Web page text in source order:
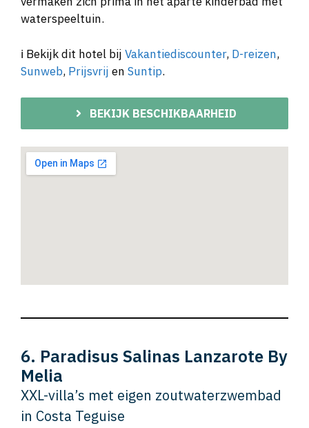
waterspeeltuin.
ℹ️ Bekijk dit hotel bij Vakantiediscounter, D-reizen,
Sunweb, Prijsvrij en Suntip.
BEKIJK BESCHIKBAARHEID
6. Paradisus Salinas Lanzarote By
Melia
XXL-villa’s met eigen zoutwaterzwembad
in Costa Teguise